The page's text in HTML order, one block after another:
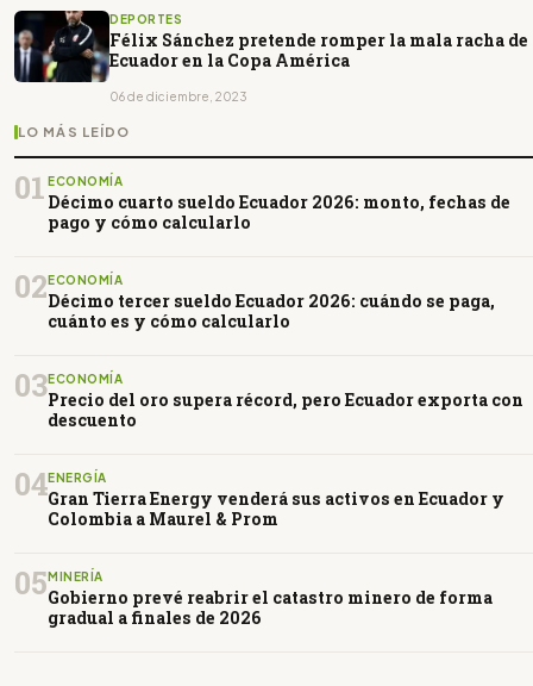
DEPORTES
Félix Sánchez pretende romper la mala racha de
Ecuador en la Copa América
06 de diciembre, 2023
LO MÁS LEÍDO
01 ECONOMÍA
Décimo cuarto sueldo Ecuador 2026: monto, fechas de
pago y cómo calcularlo
02 ECONOMÍA
Décimo tercer sueldo Ecuador 2026: cuándo se paga,
cuánto es y cómo calcularlo
03ECONOMÍA
Precio del oro supera récord, pero Ecuador exporta con
descuento
04ENERGÍA
Gran Tierra Energy venderá sus activos en Ecuador y
Colombia a Maurel & Prom
05 MINERÍA
Gobierno prevé reabrir el catastro minero de forma
gradual a finales de 2026